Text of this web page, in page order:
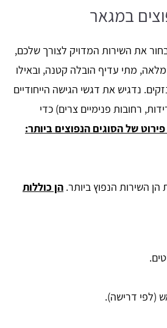
במגאר
את השירות המדויק לצורך שלכם,
מתי עדיף הובלה קטנה, ובאילו
נדגיש את דגשי הגישה הייחודיים
רחובות פנימיים צרים) כדי
של הסוגים הנפוצים ביותר:
הן השירות הנפוץ ביותר. הן כוללות
(לפי דרישה).